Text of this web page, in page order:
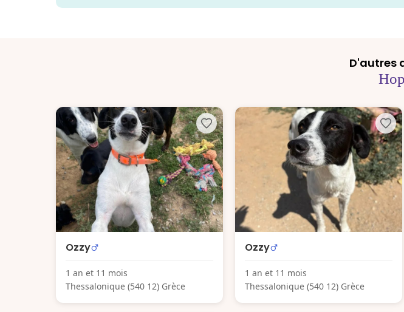
D'autres
Ozzy
1 an et 11 mois
Thessalonique (540 12) Grèce
Ozzy
1 an et 11 mois
Thessalonique (540 12) Grèce